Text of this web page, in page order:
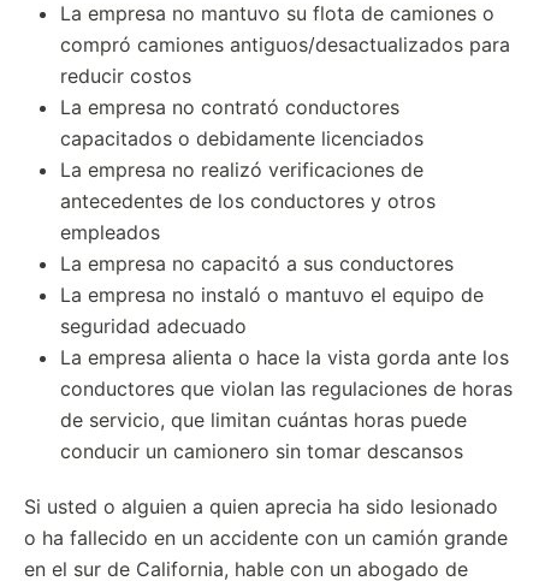
La empresa no mantuvo su flota de camiones o
compró camiones antiguos/desactualizados para
reducir costos
La empresa no contrató conductores
capacitados o debidamente licenciados
La empresa no realizó verificaciones de
antecedentes de los conductores y otros
empleados
La empresa no capacitó a sus conductores
La empresa no instaló o mantuvo el equipo de
seguridad adecuado
La empresa alienta o hace la vista gorda ante los
conductores que violan las regulaciones de horas
de servicio, que limitan cuántas horas puede
conducir un camionero sin tomar descansos
Si usted o alguien a quien aprecia ha sido lesionado
o ha fallecido en un accidente con un camión grande
en el sur de California, hable con un abogado de